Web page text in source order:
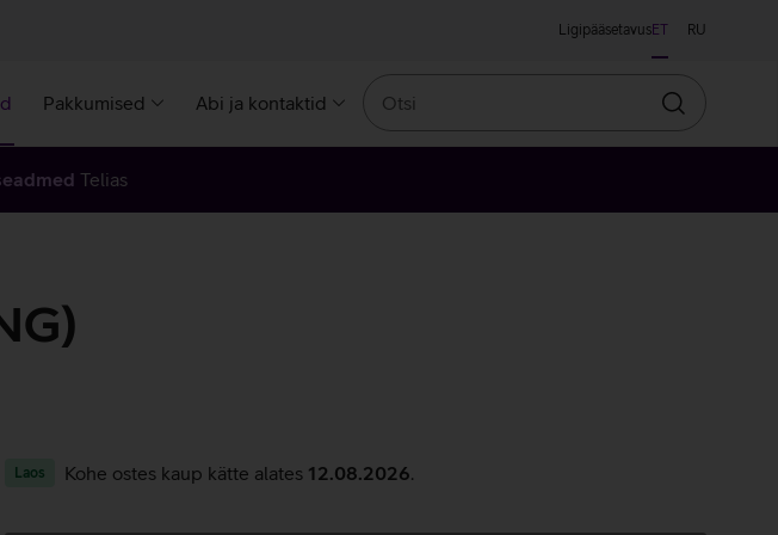
LigipääsetavusET RU
Pakkumised Abi ja kontaktid
Otsin
Telias
Laos Kohe ostes kaup kätte alates 12.08.2026